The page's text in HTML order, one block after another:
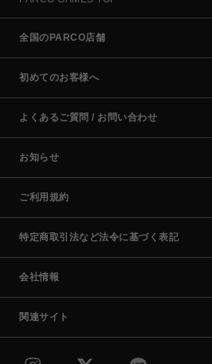
全国のPARCO店舗
初めてのお客様へ
よくあるご質問 / お問い合わせ
お知らせ
ご利用規約
特定商取引法など法令に基づく表記
会社情報
関連サイト